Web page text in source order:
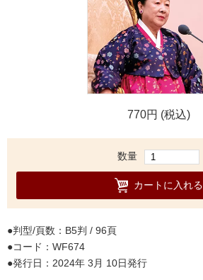
770円 (税込)
数量
カートに入れる
判型/頁数：B5判 / 96頁
コード：WF674
発行日：2024年 3月 10日発行